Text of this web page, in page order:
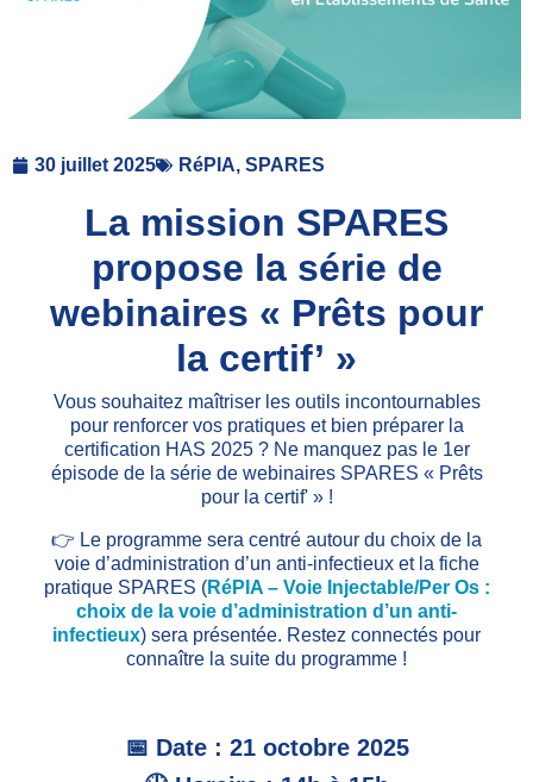
30 juillet 2025 RéPIA, SPARES
La mission SPARES
propose la série de
webinaires « Prêts pour
la certif’ »
Vous souhaitez maîtriser les outils incontournables
pour renforcer vos pratiques et bien préparer la
certification HAS 2025 ? Ne manquez pas le 1er
épisode de la série de webinaires SPARES « Prêts
pour la certif' » !
👉 Le programme sera centré autour du choix de la
voie d’administration d’un anti-infectieux et la fiche
pratique SPARES (RéPIA – Voie Injectable/Per Os :
choix de la voie d’administration d’un anti-
infectieux) sera présentée. Restez connectés pour
connaître la suite du programme !
📅 Date : 21 octobre 2025